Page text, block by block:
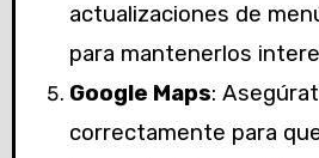
actualizaciones de
para mantenerlos
Google Maps:
correctamente para